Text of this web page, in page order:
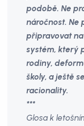
podobě. Ne
náročnost. Ne
připravovat
systém, který
rodiny,
školy, a ještě
racionality.
***
Glosa k